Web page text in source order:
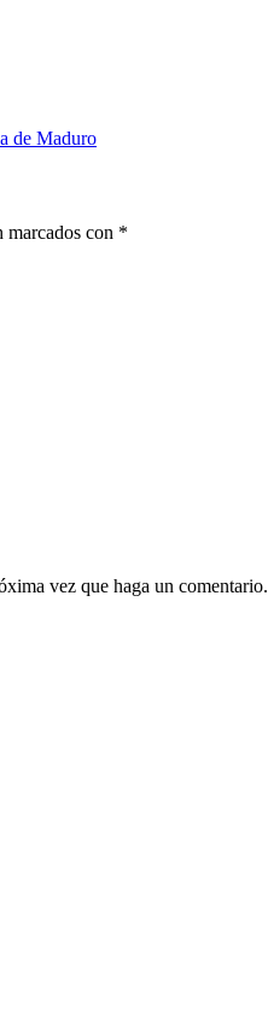
de Maduro
marcados con *
vez que haga un comentario.